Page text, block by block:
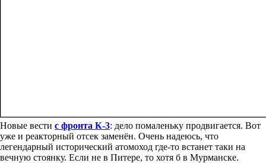
Новые вести с фронта К-3: дело помаленьку продвигается. Вот
уже и реакторный отсек заменён. Очень надеюсь, что
легендарный исторический атомоход где-то встанет таки на
вечную стоянку. Если не в Питере, то хотя б в Мурманске.